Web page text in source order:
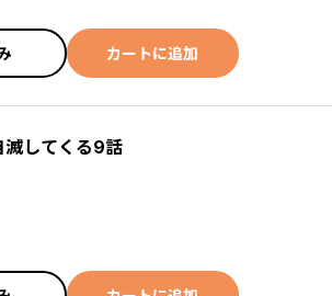
カートに追加
滅してくる9話